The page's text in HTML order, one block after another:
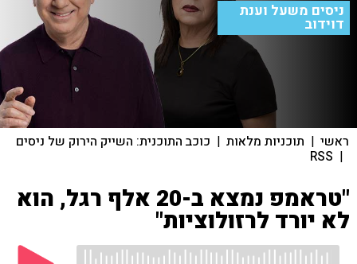
ניסים משעל וענת
דוידוב
ראשי | תוכניות מלאות | כוכב התוכנית: השייק הירוק של ניסים
|
RSS
"טראמפ נמצא ב-20 אלף רגל, הוא
לא יורד לרזולוציות"